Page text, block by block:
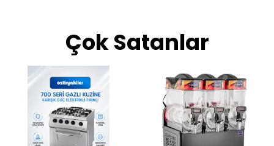
Çok Satanlar